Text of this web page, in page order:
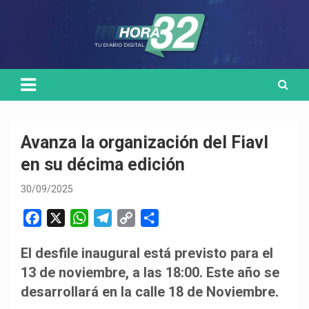
Avanza la organización del Fiavl
en su décima edición
30/09/2025
c
e
b
W
a
t
s
l
e
g
p
y
L
m
p
a
El desfile inaugural está previsto para el
13 de noviembre, a las 18:00. Este año se
desarrollará en la calle 18 de Noviembre.